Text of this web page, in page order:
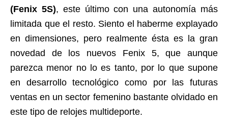
(Fenix 5S), este último con una autonomía más
limitada que el resto. Siento el haberme explayado
en dimensiones, pero realmente ésta es la gran
novedad de los nuevos Fenix 5, que aunque
parezca menor no lo es tanto, por lo que supone
en desarrollo tecnológico como por las futuras
ventas en un sector femenino bastante olvidado en
este tipo de relojes multideporte.